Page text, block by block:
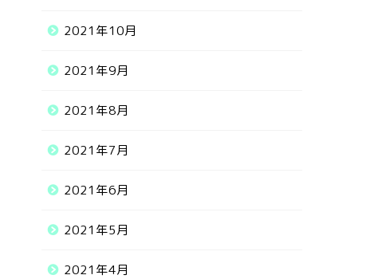
2021年10月
2021年9月
2021年8月
2021年7月
2021年6月
2021年5月
2021年4月